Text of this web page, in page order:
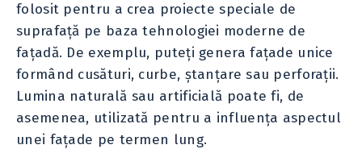
folosit pentru a crea proiecte speciale de
suprafață pe baza tehnologiei moderne de
fațadă. De exemplu, puteți genera fațade unice
formând cusături, curbe, ștanțare sau perforații.
Lumina naturală sau artificială poate fi, de
asemenea, utilizată pentru a influența aspectul
unei fațade pe termen lung.